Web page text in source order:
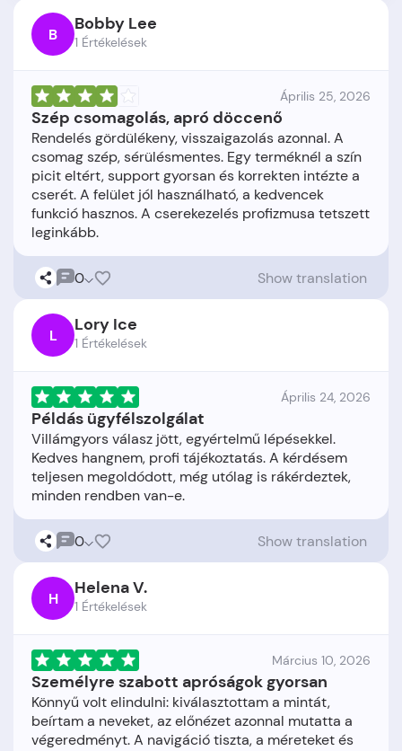
B Bobby Lee
1 Értékelések
Április 25, 2026
Szép csomagolás, apró döccenő
Rendelés gördülékeny, visszaigazolás azonnal. A
csomag szép, sérülésmentes. Egy terméknél a szín
picit eltért, support gyorsan és korrekten intézte a
cserét. A felület jól használható, a kedvencek
funkció hasznos. A cserekezelés profizmusa tetszett
0 Show translation
L Lory Ice
1 Értékelések
Április 24, 2026
Példás ügyfélszolgálat
Villámgyors válasz jött, egyértelmű lépésekkel.
Kedves hangnem, profi tájékoztatás. A kérdésem
teljesen megoldódott, még utólag is rákérdeztek,
0 Show translation
H Helena V.
1 Értékelések
Március 10, 2026
Személyre szabott apróságok gyorsan
Könnyű volt elindulni: kiválasztottam a mintát,
beírtam a neveket, az előnézet azonnal mutatta a
végeredményt. A navigáció tiszta, a méreteket és